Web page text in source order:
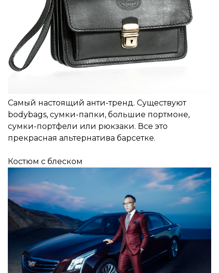
Самый настоящий анти-тренд. Существуют
bodybags, сумки-папки, большие портмоне,
сумки-портфели или рюкзаки. Все это
прекрасная альтернатива барсетке.
Костюм с блеском